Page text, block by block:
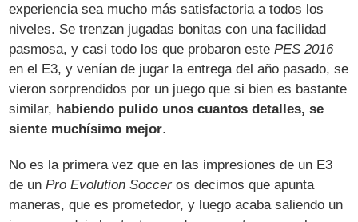
experiencia sea mucho más satisfactoria a todos los
niveles. Se trenzan jugadas bonitas con una facilidad
pasmosa, y casi todo los que probaron estePES 2016
en el E3, y venían de jugar la entrega del año pasado, se
vieron sorprendidos por un juego que si bien es bastante
similar, habiendo pulido unos cuantos detalles, se
siente muchísimo mejor.
No es la primera vez que en las impresiones de un E3
de unPro Evolution Socceros decimos que apunta
maneras, que es prometedor, y luego acaba saliendo un